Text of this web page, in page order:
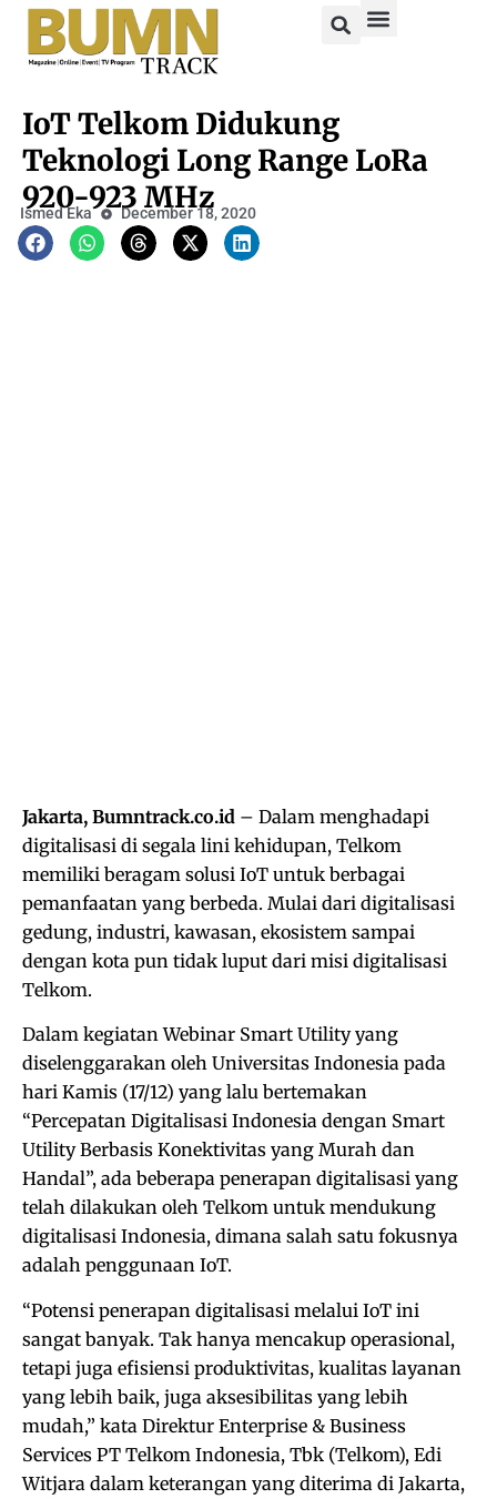
IoT Telkom Didukung
Teknologi Long Range LoRa
920-923 MHz
Ismed Eka December 18, 2020
Jakarta, Bumntrack.co.id – Dalam menghadapi
digitalisasi di segala lini kehidupan, Telkom
memiliki beragam solusi IoT untuk berbagai
pemanfaatan yang berbeda. Mulai dari digitalisasi
gedung, industri, kawasan, ekosistem sampai
dengan kota pun tidak luput dari misi digitalisasi
Telkom.
Dalam kegiatan Webinar Smart Utility yang
diselenggarakan oleh Universitas Indonesia pada
hari Kamis (17/12) yang lalu bertemakan
“Percepatan Digitalisasi Indonesia dengan Smart
Utility Berbasis Konektivitas yang Murah dan
Handal”, ada beberapa penerapan digitalisasi yang
telah dilakukan oleh Telkom untuk mendukung
digitalisasi Indonesia, dimana salah satu fokusnya
adalah penggunaan IoT.
“Potensi penerapan digitalisasi melalui IoT ini
sangat banyak. Tak hanya mencakup operasional,
tetapi juga efisiensi produktivitas, kualitas layanan
yang lebih baik, juga aksesibilitas yang lebih
mudah,” kata Direktur Enterprise & Business
Services PT Telkom Indonesia, Tbk (Telkom), Edi
Witjara dalam keterangan yang diterima di Jakarta,